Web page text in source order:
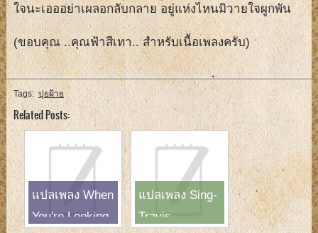
ใจนะเอออย่าเผลอกลับกลาย อยู่แห่งไหนมิวายใจผูกพัน
(ขอบคุณ ..คุณฟ้าสีเทา.. สำหรับเนื้อเพลงครับ)
Tags:ปุยฝ้าย
Related Posts:
แปลเพลง When
You're Looking
แปลเพลง Sing-
Travis